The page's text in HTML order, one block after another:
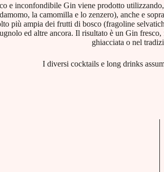
e inconfondibile Gin viene prodotto
la camomilla e lo zenzero), anche e
più ampia dei frutti di bosco (fragoline
ed altre ancora. Il risultato è un Gin
ghiacciata o nel
I diversi cocktails e long drinks